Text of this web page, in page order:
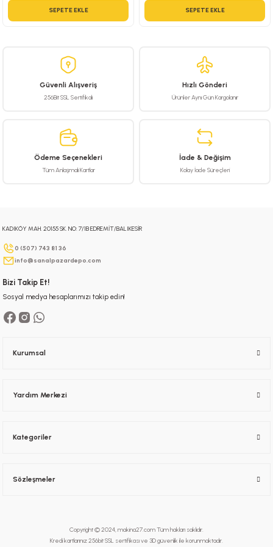
SEPETE EKLE SEPETE EKLE
Güvenli Alışveriş
256Bit SSL Sertifikalı
Hızlı Gönderi
Ürünler Aynı Gün Kargolanır
Ödeme Seçenekleri
Tüm Anlaşmalı Kartlar
İade & Değişim
Kolay İade Süreçleri
KADIKÖY MAH. 20155 SK. NO: 7/1B EDREMİT/BALIKESİR
0 (507) 743 81 36
info@sanalpazardepo.com
Bizi Takip Et!
Sosyal medya hesaplarımızı takip edin!
Kurumsal
Yardım Merkezi
Kategoriler
Sözleşmeler
Copyright © 2024, makina27.com Tüm hakları saklıdır.
Kredi kartlarınız 256bit SSL sertifikası ve 3D güvenlik ile korunmaktadır.